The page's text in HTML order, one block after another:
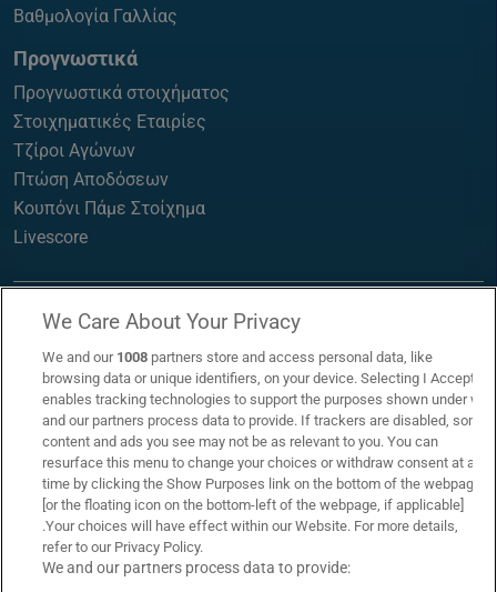
Βαθμολογία Γαλλίας
Προγνωστικά
Προγνωστικά στοιχήματος
Στοιχηματικές Εταιρίες
Τζίροι Αγώνων
Πτώση Αποδόσεων
Κουπόνι Πάμε Στοίχημα
Livescore
Επικοινωνία Links
We Care About Your Privacy
We and our 1008 partners store and access personal data, like
browsing data or unique identifiers, on your device. Selecting I Accept
enables tracking technologies to support the purposes shown under we
and our partners process data to provide. If trackers are disabled, some
content and ads you see may not be as relevant to you. You can
resurface this menu to change your choices or withdraw consent at any
time by clicking the Show Purposes link on the bottom of the webpage
[or the floating icon on the bottom-left of the webpage, if applicable]
.Your choices will have effect within our Website. For more details,
refer to our Privacy Policy.
We and our partners process data to provide: